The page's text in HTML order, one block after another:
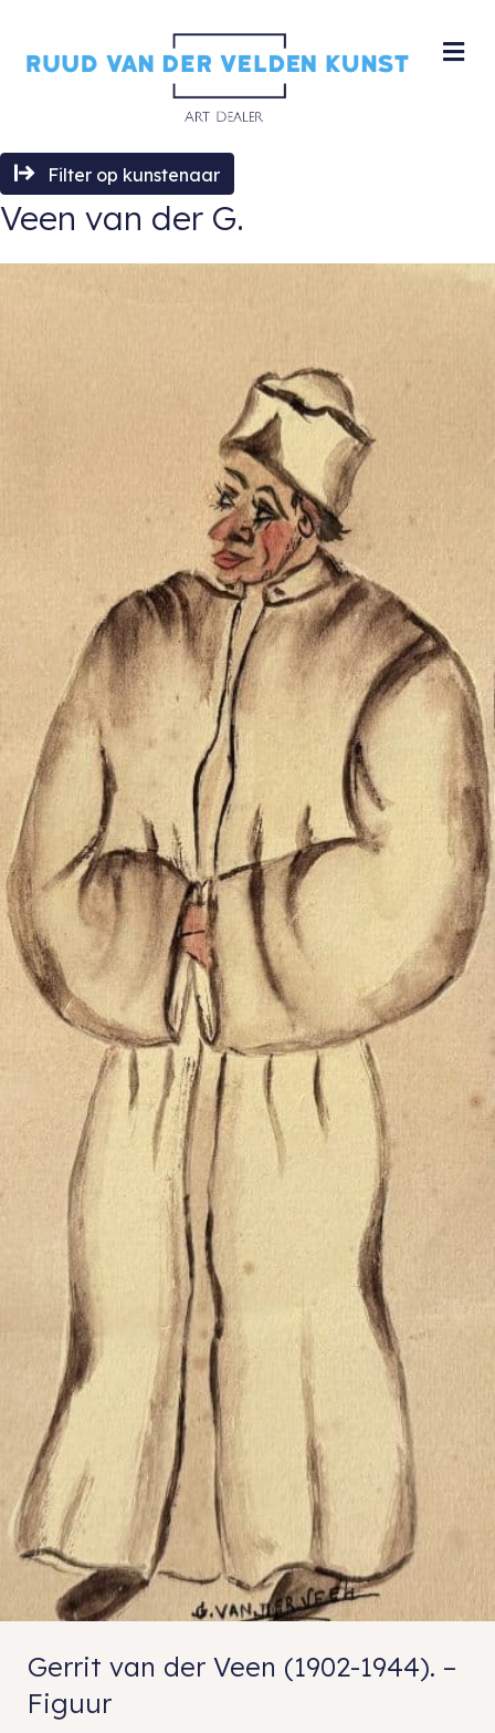
Filter op kunstenaar
Veen van der G.
Gerrit van der Veen (1902-1944). –
Figuur